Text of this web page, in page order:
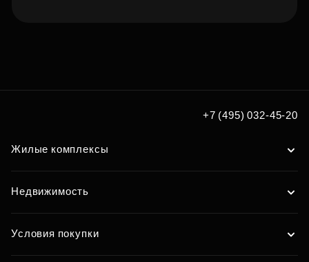
+7 (495) 032-45-20
Жилые комплексы
Недвижимость
Условия покупки